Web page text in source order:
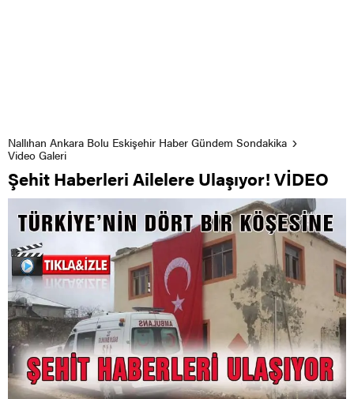
Nallıhan Ankara Bolu Eskişehir Haber Gündem Sondakika
Video Galeri
Şehit Haberleri Ailelere Ulaşıyor! VİDEO